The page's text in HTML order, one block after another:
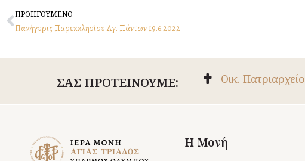
Prev
ΠΡΟΗΓΟΥΜΕΝΟ
Πανήγυρις Παρεκκλησίου Αγ. Πάντων 19.6.2022
ΣΑΣ ΠΡΟΤΕΙΝΟΥΜΕ: Οικ. Πατριαρχείο
Η Μονή